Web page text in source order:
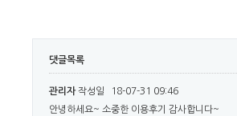
댓글목록
관리자작성일
18-07-31 09:46
안녕하세요~ 소중한 이용후기 감사합니다~